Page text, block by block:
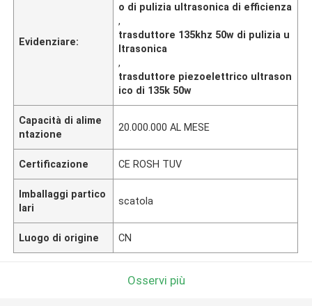
Evidenziare:
o di pulizia ultrasonica di efficienza
,
trasduttore 135khz 50w di pulizia u
ltrasonica
,
trasduttore piezoelettrico ultrason
ico di 135k 50w
Capacità di alime
ntazione
20.000.000 AL MESE
Certificazione CE ROSH TUV
Imballaggi partico
lari
scatola
Luogo di origine CN
Osservi più